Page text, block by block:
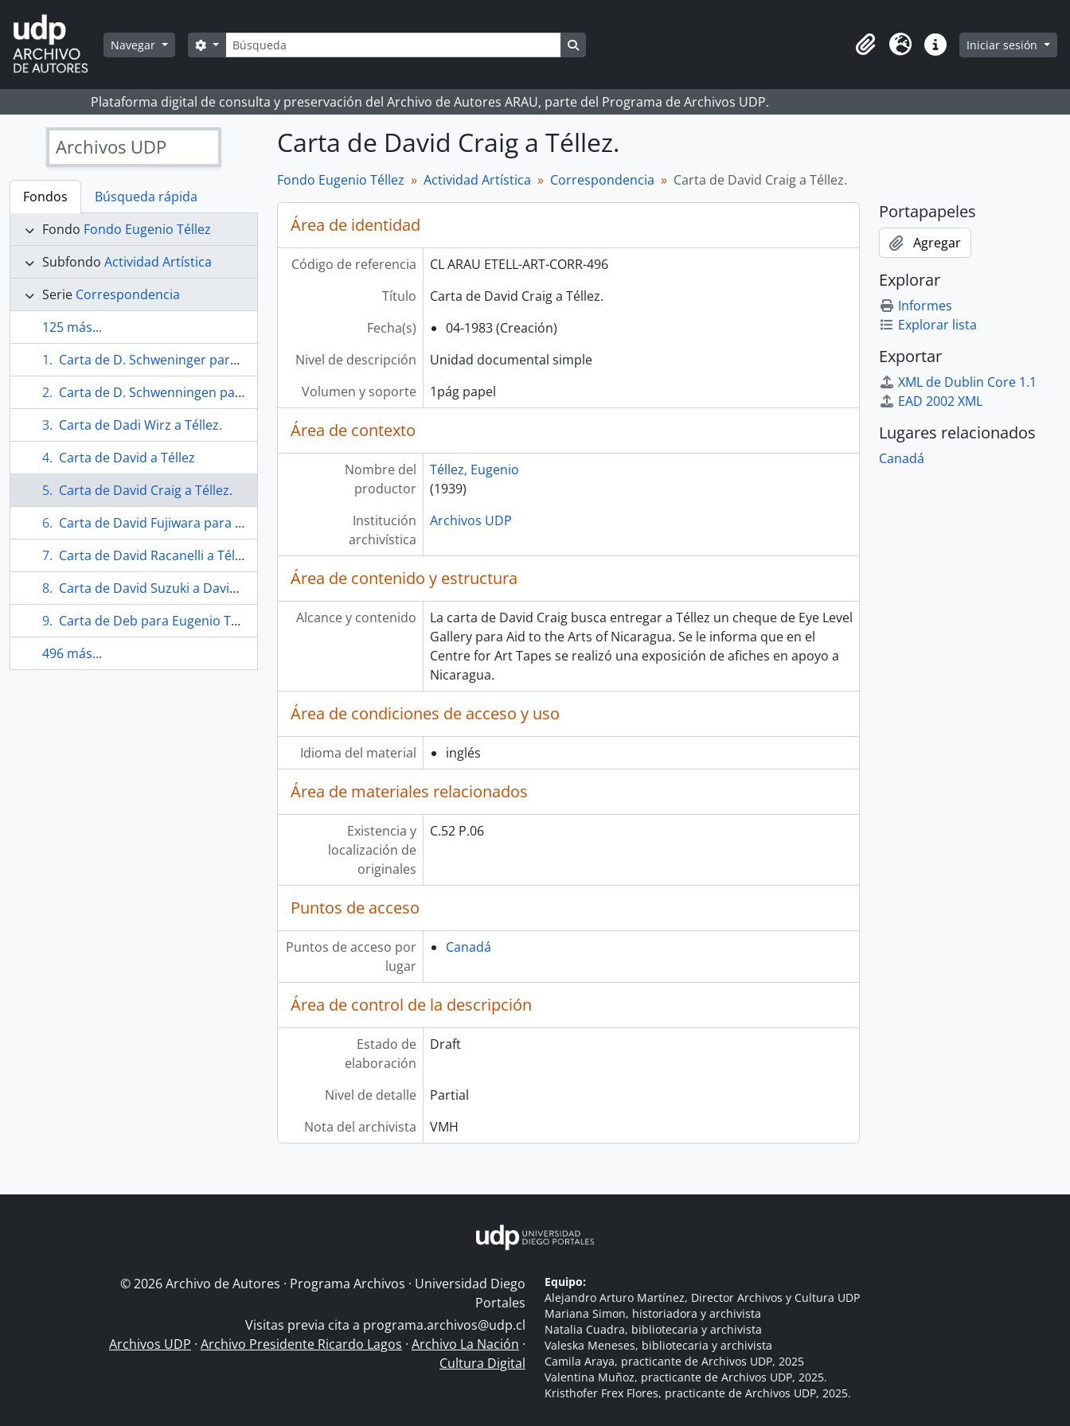
Skip to main content
Navegar Búsqueda
Search options
Portapapeles
Idioma Enlaces rápidos
Iniciar sesión
Plataforma digital de consulta y preservación del Archivo de Autores ARAU, parte del Programa de Archivos UDP.
Archivos UDP
Fondos
Búsqueda rápida
Fondo Fondo Eugenio Téllez
Subfondo Actividad Artística
Serie Correspondencia
125 más...
Carta de D. Schweninger para Eugenio Téllez.
Carta de D. Schwenningen para Eugenio Téllez.
Carta de Dadi Wirz a Téllez.
Carta de David a Téllez
Carta de David Craig a Téllez.
Carta de David Fujiwara para Eugenio Téllez.
Carta de David Racanelli a Téllez.
Carta de David Suzuki a David Fulton
Carta de Deb para Eugenio Téllez.
496 más...
Carta de David Craig a Téllez.
Fondo Eugenio Téllez Actividad Artística Correspondencia Carta de David Craig a Téllez.
Área de identidad
Código de referencia
CL ARAU ETELL-ART-CORR-496
Título
Carta de David Craig a Téllez.
Fecha(s)
04-1983 (Creación)
Nivel de descripción
Unidad documental simple
Volumen y soporte
1pág papel
Área de contexto
Nombre del
productor
Téllez, Eugenio
(1939)
Institución
archivística
Archivos UDP
Área de contenido y estructura
Alcance y contenido
La carta de David Craig busca entregar a Téllez un cheque de Eye Level
Gallery para Aid to the Arts of Nicaragua. Se le informa que en el
Centre for Art Tapes se realizó una exposición de afiches en apoyo a
Nicaragua.
Área de condiciones de acceso y uso
Idioma del material inglés
Área de materiales relacionados
Existencia y
localización de
originales
C.52 P.06
Puntos de acceso
Puntos de acceso por
lugar
Canadá
Área de control de la descripción
Estado de
elaboración
Draft
Nivel de detalle
Partial
Nota del archivista
VMH
Portapapeles
Agregar
Explorar
Informes
Explorar lista
Exportar
XML de Dublin Core 1.1
EAD 2002 XML
Lugares relacionados
Canadá
© 2026 Archivo de Autores · Programa Archivos · Universidad Diego
Portales
Visitas previa cita a programa.archivos@udp.cl
Archivos UDP · Archivo Presidente Ricardo Lagos · Archivo La Nación ·
Cultura Digital
Equipo:
Alejandro Arturo Martínez, Director Archivos y Cultura UDP
Mariana Simon, historiadora y archivista
Natalia Cuadra, bibliotecaria y archivista
Valeska Meneses, bibliotecaria y archivista
Camila Araya, practicante de Archivos UDP, 2025
Valentina Muñoz, practicante de Archivos UDP, 2025.
Kristhofer Frex Flores, practicante de Archivos UDP, 2025.